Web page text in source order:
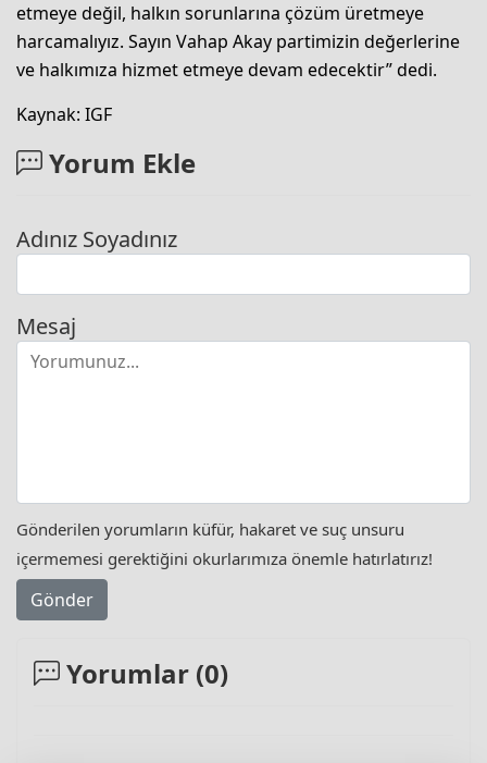
etmeye değil, halkın sorunlarına çözüm üretmeye
harcamalıyız. Sayın Vahap Akay partimizin değerlerine
ve halkımıza hizmet etmeye devam edecektir” dedi.
Kaynak: IGF
Yorum Ekle
Adınız Soyadınız
Mesaj
Gönderilen yorumların küfür, hakaret ve suç unsuru
içermemesi gerektiğini okurlarımıza önemle hatırlatırız!
Gönder
Yorumlar (0)